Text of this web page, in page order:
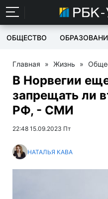
ОБЩЕСТВО
Главная » Жизнь »
В Норвегии
запрещать ли
РФ, - СМИ
22:48 15.09.2023 Пт
НАТАЛЬЯ КАВА